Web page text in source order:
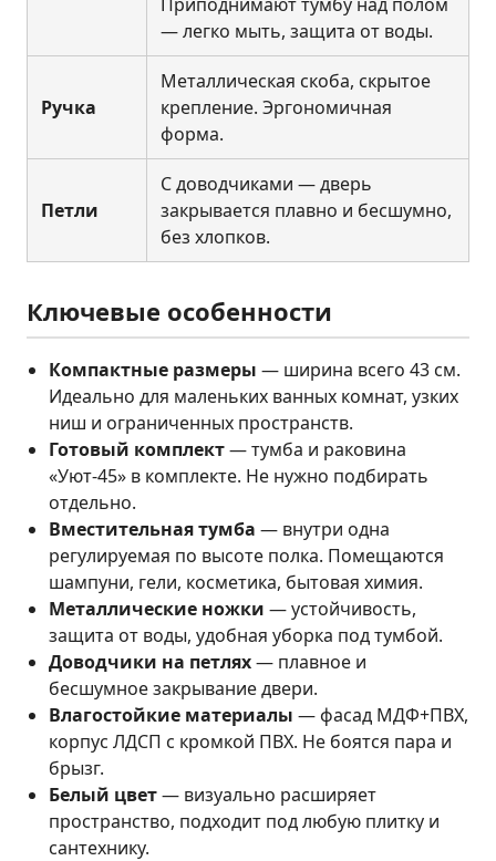
— легко мыть, защита от воды.
Ручка
Металлическая скоба, скрытое
крепление. Эргономичная
форма.
Петли
С доводчиками — дверь
закрывается плавно и бесшумно,
без хлопков.
Ключевые особенности
Компактные размеры — ширина всего 43 см.
Идеально для маленьких ванных комнат, узких
ниш и ограниченных пространств.
Готовый комплект— тумба и раковина
«Уют-45» в комплекте. Не нужно подбирать
отдельно.
Вместительная тумба — внутри одна
регулируемая по высоте полка. Помещаются
шампуни, гели, косметика, бытовая химия.
Металлические ножки — устойчивость,
защита от воды, удобная уборка под тумбой.
Доводчики на петлях— плавное и
бесшумное закрывание двери.
Влагостойкие материалы — фасад МДФ+ПВХ,
корпус ЛДСП с кромкой ПВХ. Не боятся пара и
брызг.
Белый цвет— визуально расширяет
пространство, подходит под любую плитку и
сантехнику.